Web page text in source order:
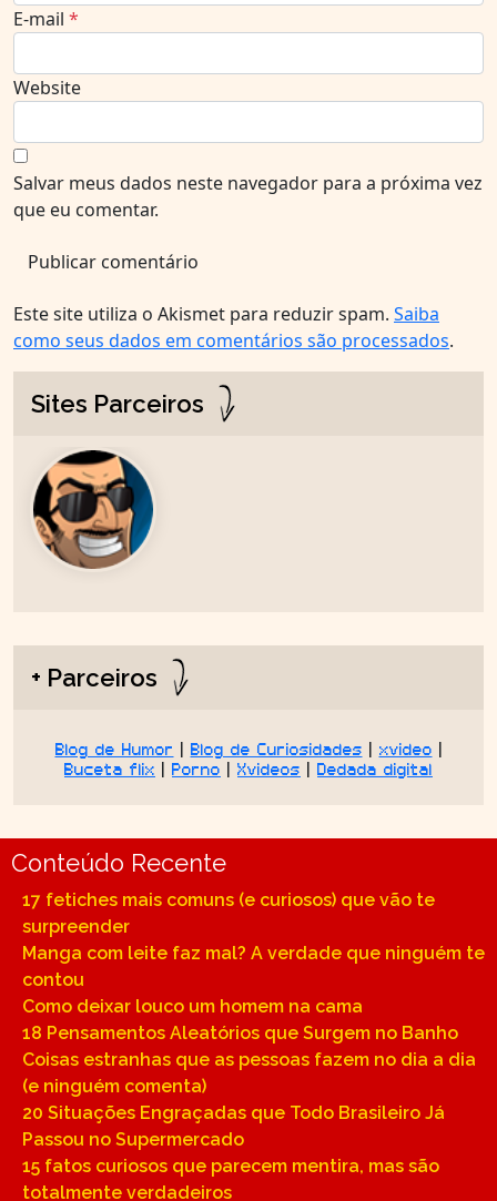
E-mail *
Website
Salvar meus dados neste navegador para a próxima vez
que eu comentar.
Este site utiliza o Akismet para reduzir spam. Saiba
como seus dados em comentários são processados.
Sites Parceiros
+ Parceiros
Blog de Humor | Blog de Curiosidades | xvideo |
Buceta flix | Porno | Xvideos | Dedada digital
Conteúdo Recente
17 fetiches mais comuns (e curiosos) que vão te
surpreender
Manga com leite faz mal? A verdade que ninguém te
contou
Como deixar louco um homem na cama
18 Pensamentos Aleatórios que Surgem no Banho
Coisas estranhas que as pessoas fazem no dia a dia
(e ninguém comenta)
20 Situações Engraçadas que Todo Brasileiro Já
Passou no Supermercado
15 fatos curiosos que parecem mentira, mas são
totalmente verdadeiros